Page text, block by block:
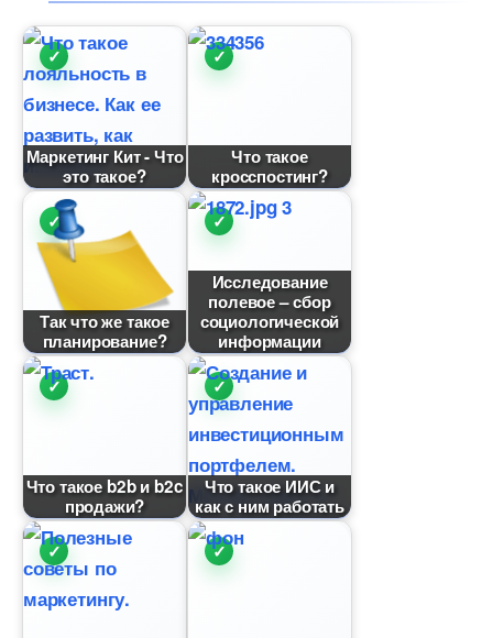
Маркетинг Кит - Что
это такое?
Что такое
кросспостинг?
Так что же такое
планирование?
Исследование
полевое – сбор
социологической
информации
Что такое b2b и b2c
продажи?
Что такое ИИС и
как с ним работать